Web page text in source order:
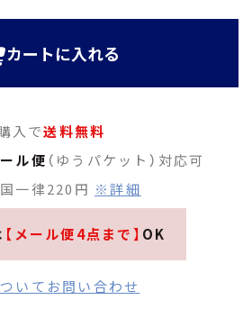
カートに入れる
入で送料無料
ル便 （ゆうパケット）対応可
一律220円 ※詳細
【メール便4点まで】 OK
いてお問い合わせ